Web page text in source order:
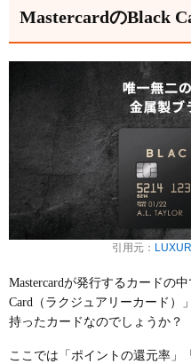
MastercardのBlack
引用元：
Mastercardが発行するカードの
Card（ラクジュアリーカード）
持ったカードなのでしょうか？
ここでは 「ポイントの還元率」